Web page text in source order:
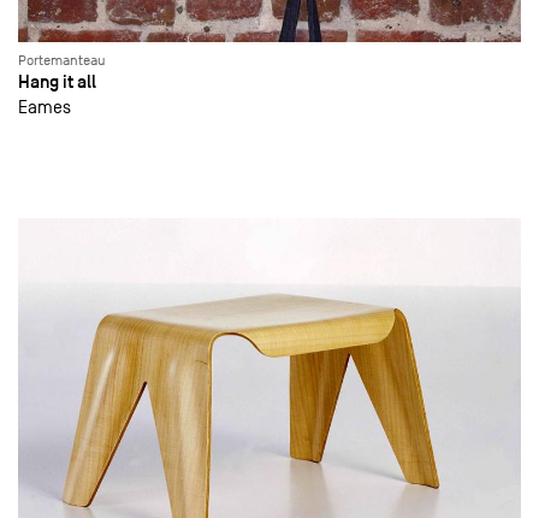
Portemanteau
Hang it all
Eames